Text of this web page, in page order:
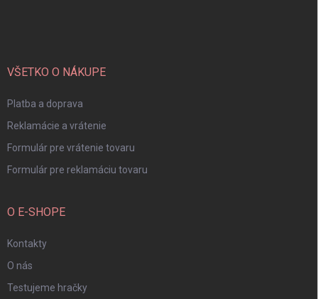
VŠETKO O NÁKUPE
Platba a doprava
Reklamácie a vrátenie
Formulár pre vrátenie tovaru
Formulár pre reklamáciu tovaru
O E-SHOPE
Kontakty
O nás
Testujeme hračky